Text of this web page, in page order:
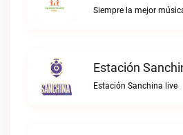
Siempre la mejor
Estación
Estación Sanchina live